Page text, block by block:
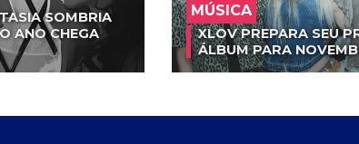
SOMBRIA
ANO CHEGA
MÚSICA
XLOV PREPARA SEU
ÁLBUM PARA